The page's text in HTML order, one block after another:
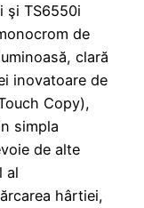
şi TS6550i
de
clară
inovatoare de
Copy),
simpla
de alte
al
hârtiei,